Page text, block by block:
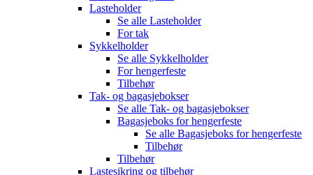
Lasteholder
Se alle Lasteholder
For tak
Sykkelholder
Se alle Sykkelholder
For hengerfeste
Tilbehør
Tak- og bagasjebokser
Se alle Tak- og bagasjebokser
Bagasjeboks for hengerfeste
Se alle Bagasjeboks for hengerfeste
Tilbehør
Tilbehør
Lastesikring og tilbehør